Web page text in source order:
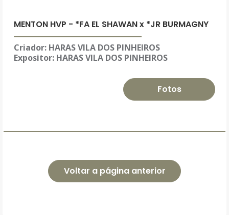
MENTON HVP - *FA EL SHAWAN x *JR BURMAGNY
Criador: HARAS VILA DOS PINHEIROS
Expositor: HARAS VILA DOS PINHEIROS
Fotos
Voltar a página anterior